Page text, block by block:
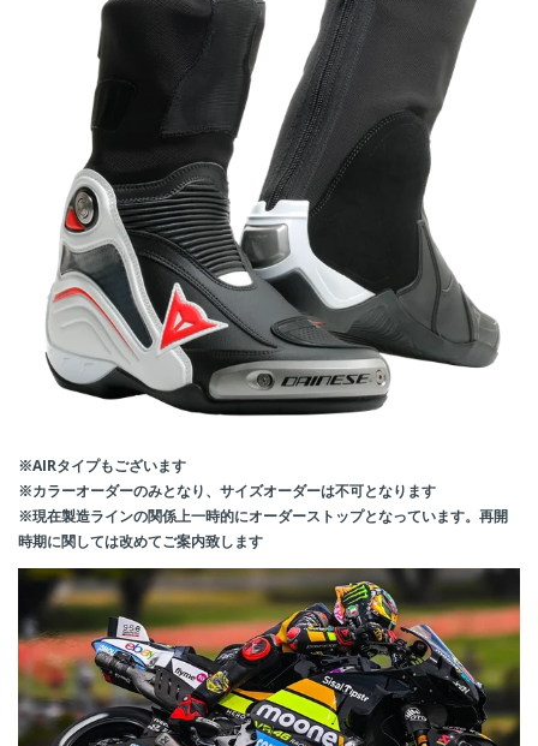
※AIRタイプもございます
※カラーオーダーのみとなり、サイズオーダーは不可となります
※現在製造ラインの関係上一時的にオーダーストップとなっています。再開
時期に関しては改めてご案内致します